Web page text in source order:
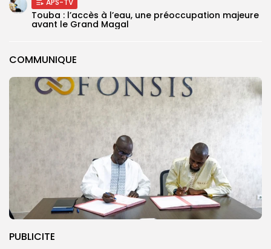
COMMUNIQUE
PUBLICITE
APS-TV
Touba : l’accès à l’eau, une préoccupation majeure
avant le Grand Magal